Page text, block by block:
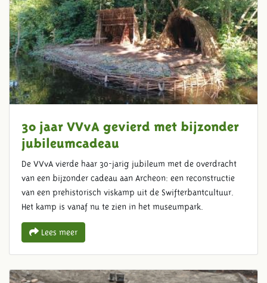
30 jaar VVvA gevierd met bijzonder
jubileumcadeau
De VVvA vierde haar 30-jarig jubileum met de overdracht
van een bijzonder cadeau aan Archeon: een reconstructie
van een prehistorisch viskamp uit de Swifterbantcultuur.
Het kamp is vanaf nu te zien in het museumpark.
Lees meer